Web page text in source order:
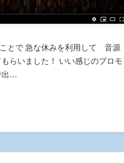
とで 急な休みを利用して 音源
らいました！ いい感じのプロモ
出…